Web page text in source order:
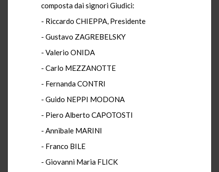
composta dai signori Giudici:
- Riccardo CHIEPPA, Presidente
- Gustavo ZAGREBELSKY
- Valerio ONIDA
- Carlo MEZZANOTTE
- Fernanda CONTRI
- Guido NEPPI MODONA
- Piero Alberto CAPOTOSTI
- Annibale MARINI
- Franco BILE
- Giovanni Maria FLICK